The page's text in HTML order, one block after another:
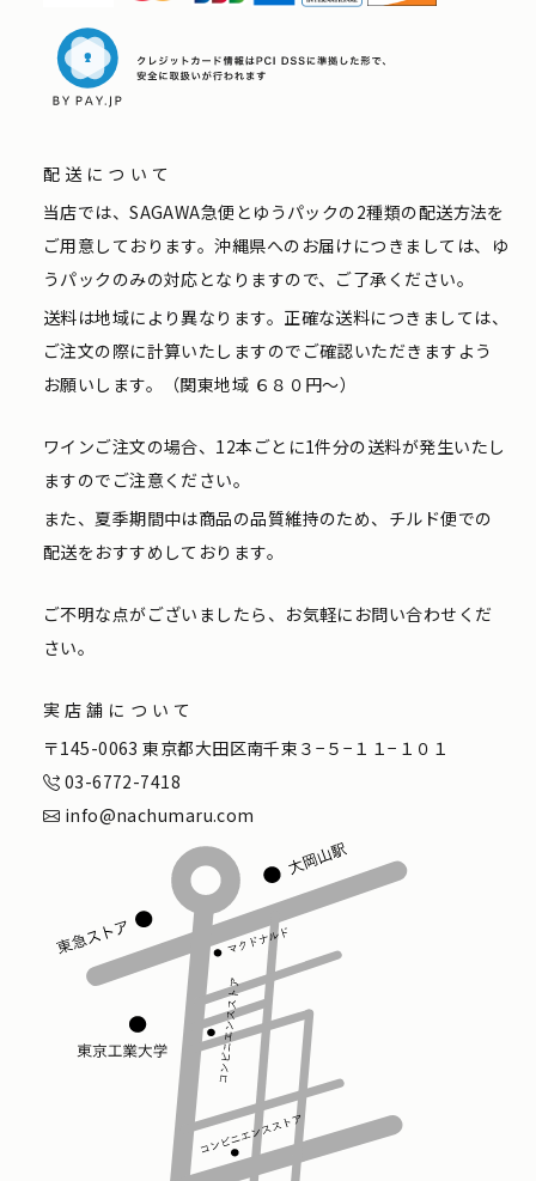
配送について
当店では、SAGAWA急便とゆうパックの2種類の配送方法を
ご用意しております。沖縄県へのお届けにつきましては、ゆ
うパックのみの対応となりますので、ご了承ください。
送料は地域により異なります。正確な送料につきましては、
ご注文の際に計算いたしますのでご確認いただきますよう
お願いします。（関東地域 ６８０円〜）
ワインご注文の場合、12本ごとに1件分の送料が発生いたし
ますのでご注意ください。
また、夏季期間中は商品の品質維持のため、チルド便での
配送をおすすめしております。
ご不明な点がございましたら、お気軽にお問い合わせくだ
さい。
実店舗について
〒145-0063 東京都大田区南千束３−５−１１−１０１
03-6772-7418
info@nachumaru.com